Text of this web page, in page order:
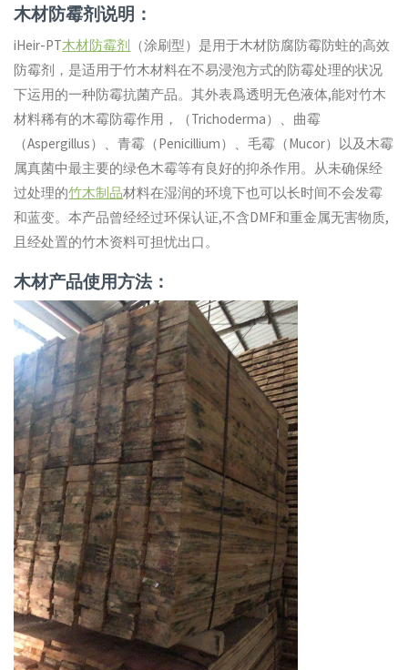
木材防霉剂说明：
iHeir-PT木材防霉剂
（涂刷型）是用于木材防腐防霉防蛀的高效
防霉剂，是适用于竹木材料在不易浸泡方式的防霉处理的状况
下运用的一种防霉抗菌产品。其外表爲透明无色液体,能对竹木
材料稀有的木霉防霉作用，（Trichoderma）、曲霉
（Aspergillus）、青霉（Penicillium）、毛霉（Mucor）以及木霉
属真菌中最主要的绿色木霉等有良好的抑杀作用。从未确保经
过处理的竹木制品材料在湿润的环境下也可以长时间不会发霉
和蓝变。本产品曾经经过环保认证,不含DMF和重金属无害物质,
且经处置的竹木资料可担忧出口。
木材产品使用方法：